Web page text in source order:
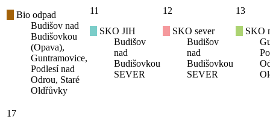
Bio odpad
Budišov nad
Budišovkou
(Opava),
Guntramovice,
Podlesí nad
Odrou, Staré
Oldřůvky
11
SKO JIH
Budišov
nad
Budišovkou
SEVER
12
SKO sever
Budišov
nad
Budišovkou
SEVER
13
SKO
17